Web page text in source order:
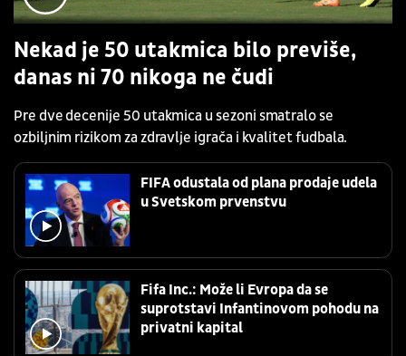
Nekad je 50 utakmica bilo previše,
danas ni 70 nikoga ne čudi
Pre dve decenije 50 utakmica u sezoni smatralo se
ozbiljnim rizikom za zdravlje igrača i kvalitet fudbala.
FIFA odustala od plana prodaje udela
u Svetskom prvenstvu
Fifa Inc.: Može li Evropa da se
suprotstavi Infantinovom pohodu na
privatni kapital